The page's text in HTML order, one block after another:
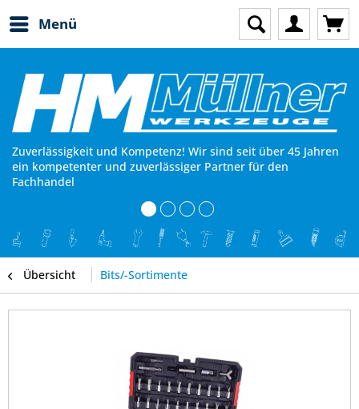
Menü
Zuverlässigkeit und Kompetenz! Wir sind seit über 45 Jahren
ein kompetenter und zuverlässiger Partner für den
Fachhandel
Übersicht Bits/-Sortimente